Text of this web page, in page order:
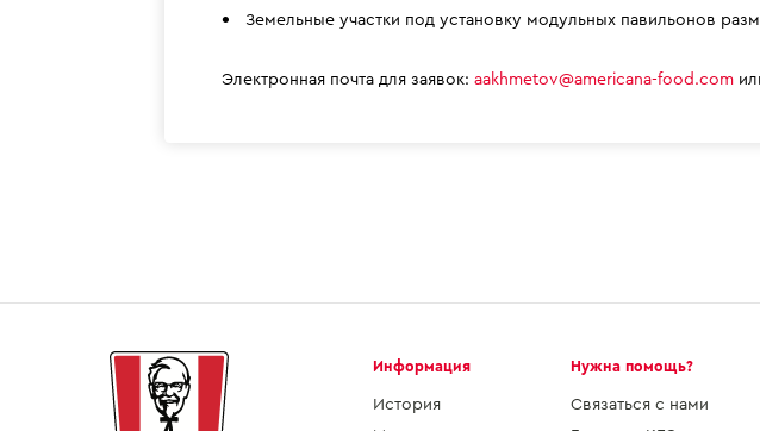
Земельные участки под установку модульных павильонов
Электронная почта для заявок: aakhmetov@americana-food.com
Информация
История
Нужна помощь?
Связаться с нами